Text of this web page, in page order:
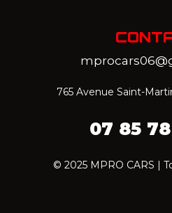
765 Avenue Saint-
07 85
© 2025 MPRO CARS |